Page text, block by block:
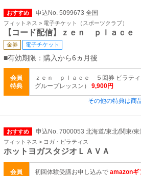
おすすめ 申込No. 5099673 全国
フィットネス > 電子チケット（スポーツクラブ）
【コード配信】ｚｅｎ ｐｌａｃｅ
金券 電子チケット
■有効期限：購入から6ヵ月後
会員
特典
ｚｅｎ ｐｌａｃｅ ５回券 ピラティ
グループレッスン） 9,900円
その他の特典は商
おすすめ 申込No. 7000053 北海道/東北/関東/東
フィットネス > ヨガ・ピラティス
ホットヨガスタジオＬＡＶＡ
会員
初回体験受講お申し込みで amazonギ